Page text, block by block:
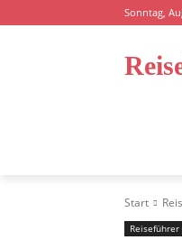
Sonntag,
Start
Reiseführer